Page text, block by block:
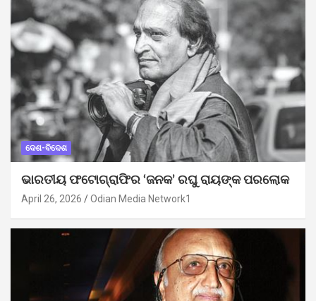
ଦେଶ-ବିଦେଶ
ଭାରତୀୟ ଫଟୋଗ୍ରାଫିର ‘ଜନକ’ ରଘୁ ରାୟଙ୍କ ପରଲୋକ
April 26, 2026 Odian Media Network1